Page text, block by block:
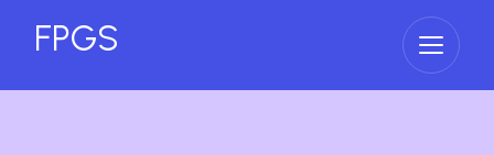
FPGS Abrir